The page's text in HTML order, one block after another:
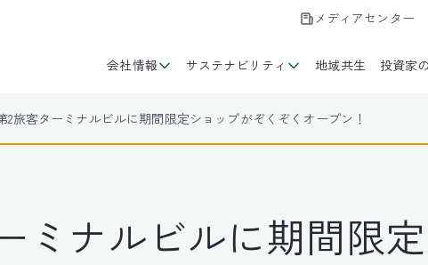
メディアセンター
会社情報 サステナビリティ 地域共生 投資家
2旅客ターミナルビルに期間限定ショップがぞくぞくオープン！
ミナルビルに期間限